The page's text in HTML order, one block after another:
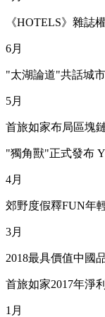
《HOTELS》雜誌
6月
"太湖論道"共話城
5月
首旅如家布局區塊
"獨角獸"正式發布
4月
郊野度假釋FUN年
3月
2018最具價值中國
首旅如家2017年淨
1月